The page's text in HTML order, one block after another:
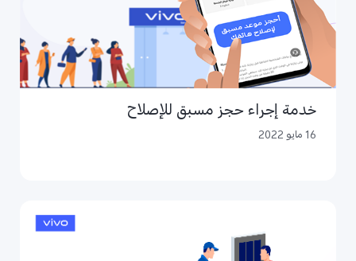
خدمة إجراء حجز مسبق للإصلاح
16 مايو 2022